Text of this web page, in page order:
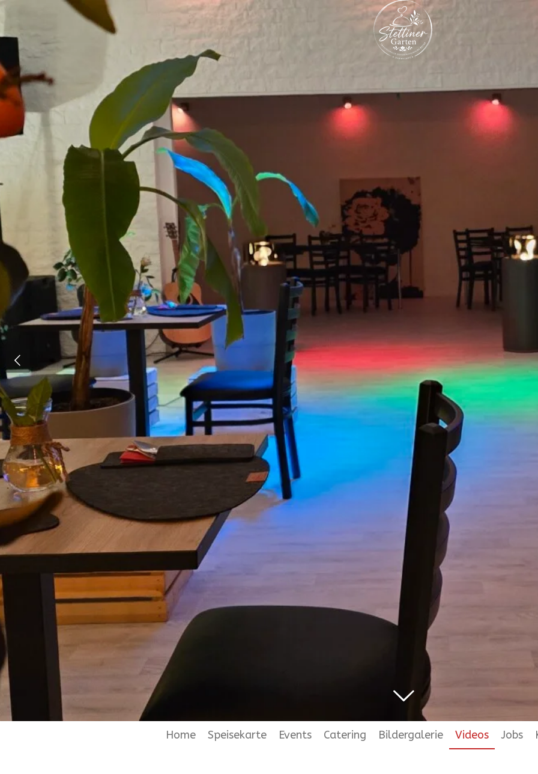
springen
Home Speisekarte Events Catering Bildergalerie Videos Jobs